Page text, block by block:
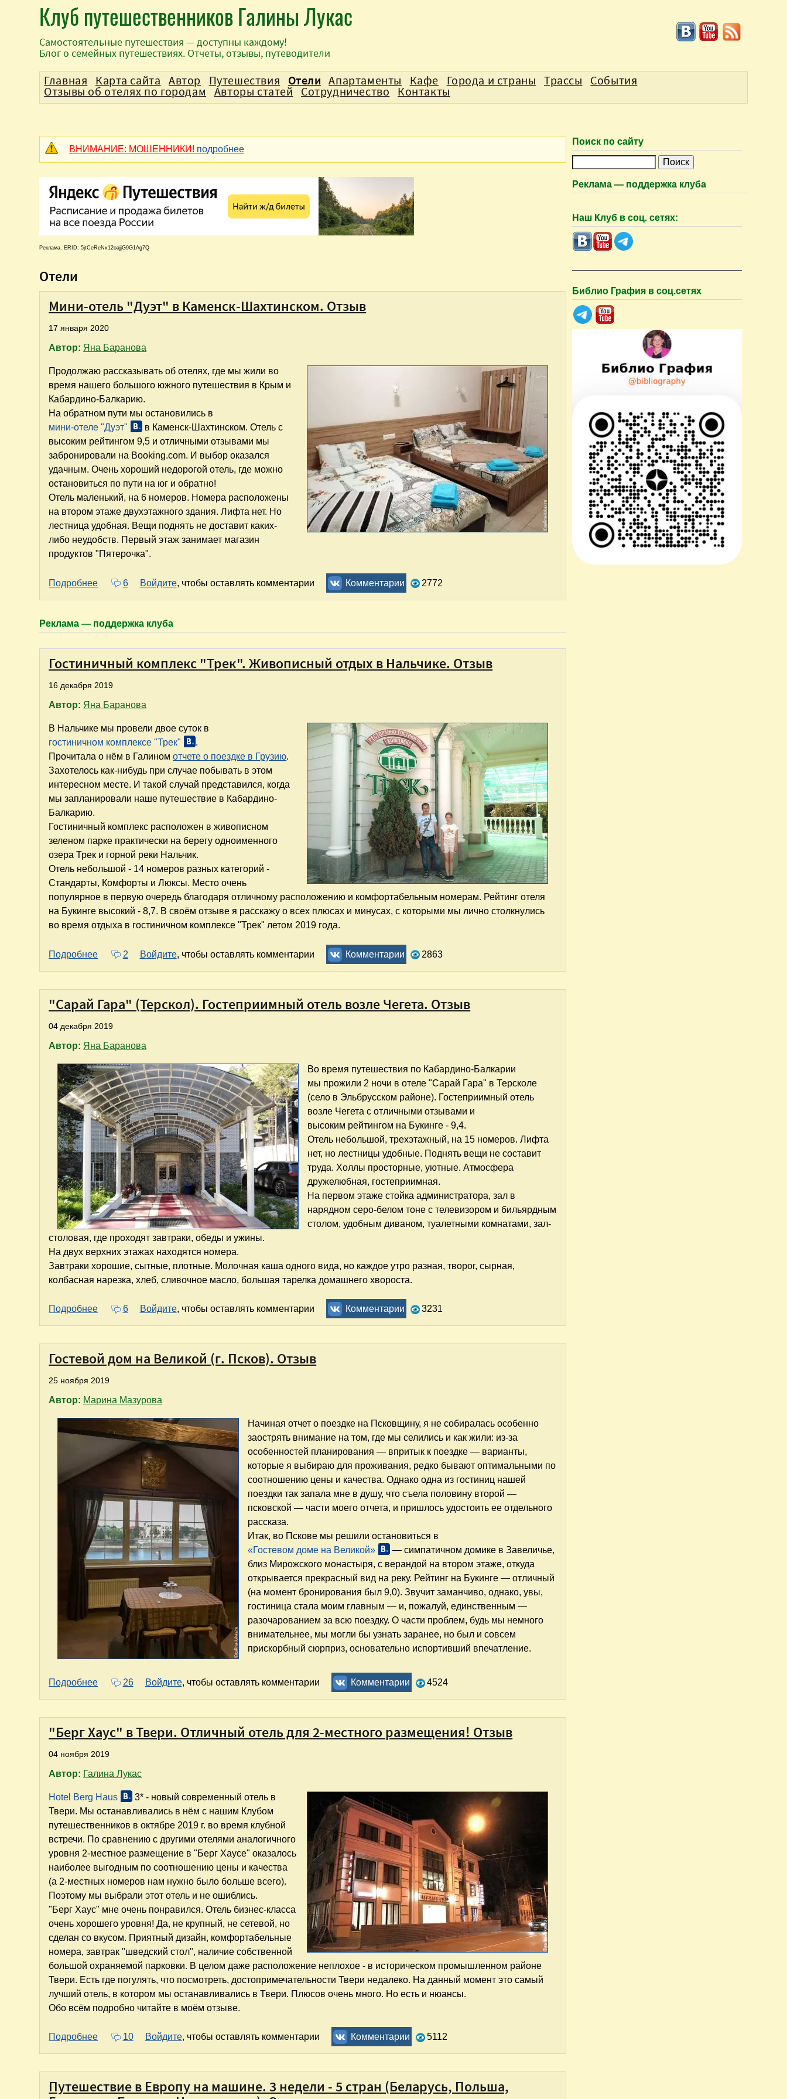
Клуб путешественников Галины Лукас
Самостоятельные путешествия — доступны каждому!
Блог о семейных путешествиях. Отчеты, отзывы, путеводители
ВНИМАНИЕ: МОШЕННИКИ! подробнее
Реклама. ERID: 5jtCeReNx12oajjG9G1Ag7Q
Отели
Мини-отель "Дуэт" в Каменск-Шахтинском. Отзыв
17 января 2020
Автор: Яна Баранова
Продолжаю рассказывать об отелях, где мы жили во
время нашего большого южного путешествия в Крым и
Кабардино-Балкарию.
На обратном пути мы остановились в
мини-отеле "Дуэт"
в Каменск-Шахтинском. Отель с
высоким рейтингом 9,5 и отличными отзывами мы
забронировали на Booking.com. И выбор оказался
удачным. Очень хороший недорогой отель, где можно
остановиться по пути на юг и обратно!
Отель маленький, на 6 номеров. Номера расположены
на втором этаже двухэтажного здания. Лифта нет. Но
лестница удобная. Вещи поднять не доставит каких-
либо неудобств. Первый этаж занимает магазин
продуктов "Пятерочка".
Подробнее о Мини-отель "Дуэт" в Каменск-Шахтинском. Отзыв
6 Войдите, чтобы оставлять комментарии Комментарии 2772
Реклама — поддержка клуба
Гостиничный комплекс "Трек". Живописный отдых в Нальчике. Отзыв
16 декабря 2019
Автор: Яна Баранова
В Нальчике мы провели двое суток в
гостиничном комплексе "Трек"
.
Прочитала о нём в Галиномотчете о поездке в Грузию.
Захотелось как-нибудь при случае побывать в этом
интересном месте. И такой случай представился, когда
мы запланировали наше путешествие в Кабардино-
Балкарию.
Гостиничный комплекс расположен в живописном
зеленом парке практически на берегу одноименного
озера Трек и горной реки Нальчик.
Отель небольшой - 14 номеров разных категорий -
Стандарты, Комфорты и Люксы. Место очень
популярное в первую очередь благодаря отличному расположению и комфортабельным номерам. Рейтинг отеля
на Букинге высокий - 8,7. В своём отзыве я расскажу о всех плюсах и минусах, с которыми мы лично столкнулись
во время отдыха в гостиничном комплексе "Трек" летом 2019 года.
Подробнее о Гостиничный комплекс "Трек". Живописный отдых в Нальчике. Отзыв
2 Войдите, чтобы оставлять комментарии Комментарии 2863
"Сарай Гара" (Терскол). Гостеприимный отель возле Чегета. Отзыв
04 декабря 2019
Автор: Яна Баранова
Во время путешествия по Кабардино-Балкарии
мы прожили 2 ночи в отеле "Сарай Гара" в Терсколе
(село в Эльбрусском районе). Гостеприимный отель
возле Чегета с отличными отзывами и
высоким рейтингом на Букинге - 9,4.
Отель небольшой, трехэтажный, на 15 номеров. Лифта
нет, но лестницы удобные. Поднять вещи не составит
труда. Холлы просторные, уютные. Атмосфера
дружелюбная, гостеприимная.
На первом этаже стойка администратора, зал в
нарядном серо-белом тоне с телевизором и бильярдным
столом, удобным диваном, туалетными комнатами, зал-
столовая, где проходят завтраки, обеды и ужины.
На двух верхних этажах находятся номера.
Завтраки хорошие, сытные, плотные. Молочная каша одного вида, но каждое утро разная, творог, сырная,
колбасная нарезка, хлеб, сливочное масло, большая тарелка домашнего хвороста.
Подробнее о "Сарай Гара" (Терскол). Гостеприимный отель возле Чегета. Отзыв
6 Войдите, чтобы оставлять комментарии Комментарии 3231
Гостевой дом на Великой (г. Псков). Отзыв
25 ноября 2019
Автор: Марина Мазурова
Начиная отчет о поездке на Псковщину, я не собиралась особенно
заострять внимание на том, где мы селились и как жили: из-за
особенностей планирования — впритык к поездке — варианты,
которые я выбираю для проживания, редко бывают оптимальными по
соотношению цены и качества. Однако одна из гостиниц нашей
поездки так запала мне в душу, что съела половину второй —
псковской — части моего отчета, и пришлось удостоить ее отдельного
рассказа.
Итак, во Пскове мы решили остановиться в
«Гостевом доме на Великой»
— симпатичном домике в Завеличье,
близ Мирожского монастыря, с верандой на втором этаже, откуда
открывается прекрасный вид на реку. Рейтинг на Букинге — отличный
(на момент бронирования был 9,0). Звучит заманчиво, однако, увы,
гостиница стала моим главным — и, пожалуй, единственным —
разочарованием за всю поездку. О части проблем, будь мы немного
внимательнее, мы могли бы узнать заранее, но был и совсем
прискорбный сюрприз, основательно испортивший впечатление.
Подробнее о Гостевой дом на Великой (г. Псков). Отзыв
26 Войдите, чтобы оставлять комментарии Комментарии 4524
"Берг Хаус" в Твери. Отличный отель для 2-местного размещения! Отзыв
04 ноября 2019
Автор: Галина Лукас
Hotel Berg Haus
3* - новый современный отель в
Твери. Мы останавливались в нём с нашим Клубом
путешественников в октябре 2019 г. во время клубной
встречи. По сравнению с другими отелями аналогичного
уровня 2-местное размещение в "Берг Хаусе" оказалось
наиболее выгодным по соотношению цены и качества
(а 2-местных номеров нам нужно было больше всего).
Поэтому мы выбрали этот отель и не ошиблись.
"Берг Хаус" мне очень понравился. Отель бизнес-класса
очень хорошего уровня! Да, не крупный, не сетевой, но
сделан со вкусом. Приятный дизайн, комфортабельные
номера, завтрак "шведский стол", наличие собственной
большой охраняемой парковки. В целом даже расположение неплохое - в историческом промышленном районе
Твери. Есть где погулять, что посмотреть, достопримечательности Твери недалеко. На данный момент это самый
лучший отель, в котором мы останавливались в Твери. Плюсов очень много. Но есть и нюансы.
Обо всём подробно читайте в моём отзыве.
Подробнее о "Берг Хаус" в Твери. Отличный отель для 2-местного размещения! Отзыв
10 Войдите, чтобы оставлять комментарии Комментарии 5112
Путешествие в Европу на машине. 3 недели - 5 стран (Беларусь, Польша,
Главная Карта сайта Автор Путешествия Отели Апартаменты Кафе Города и страны Трассы События
Отзывы об отелях по городам Авторы статей Сотрудничество Контакты
Поиск по сайту
и
к
Реклама — поддержка клуба
Наш Клуб в соц. сетях:
Библио Графия в соц.сетях